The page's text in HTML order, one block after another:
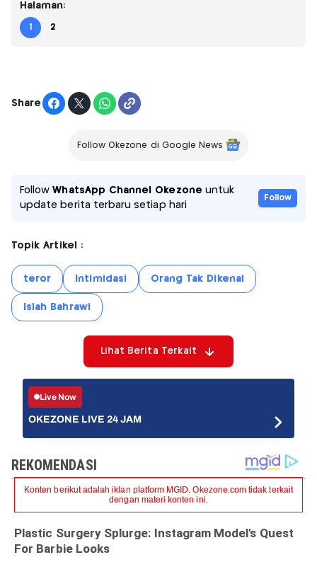
Halaman:
1 2
Share
Follow Okezone di Google News
FollowWhatsApp Channel Okezone untuk
update berita terbaru setiap hari
Follow
Topik Artikel :
teror Intimidasi Orang Tak Dikenal
Islah Bahrawi
Lihat Berita Terkait
Live Now
OKEZONE LIVE 24 JAM